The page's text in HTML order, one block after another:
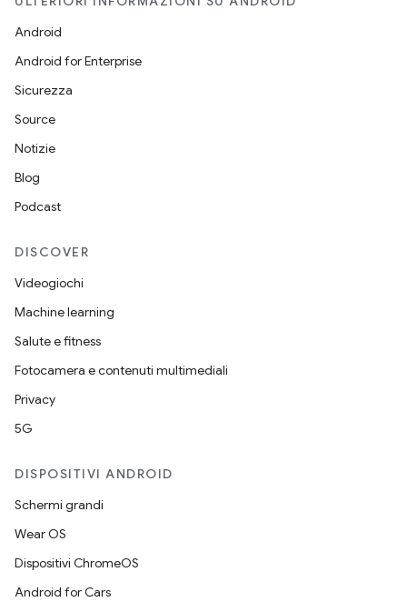
Android
Android for Enterprise
Sicurezza
Source
Notizie
Blog
Podcast
DISCOVER
Videogiochi
Machine learning
Salute e fitness
Fotocamera e contenuti multimediali
Privacy
5G
DISPOSITIVI ANDROID
Schermi grandi
Wear OS
Dispositivi ChromeOS
Android for Cars